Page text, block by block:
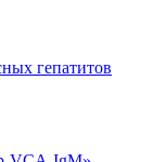
гепатитов